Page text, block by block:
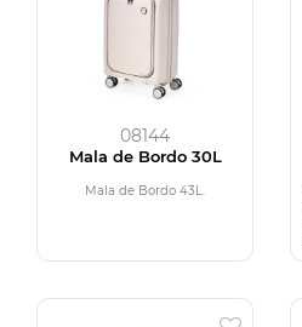
08144
Mala de Bordo 30L
Mala de Bordo 43L.